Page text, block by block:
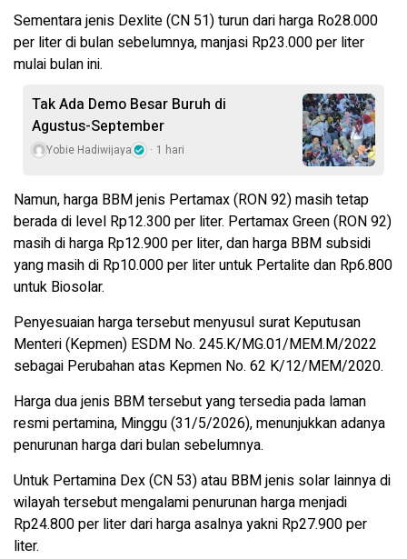
Sementara jenis Dexlite (CN 51) turun dari harga Ro28.000
per liter di bulan sebelumnya, manjasi Rp23.000 per liter
mulai bulan ini.
Tak Ada Demo Besar Buruh di
Agustus-September
Yobie Hadiwijaya 1 hari
Namun, harga BBM jenis Pertamax (RON 92) masih tetap
berada di level Rp12.300 per liter. Pertamax Green (RON 92)
masih di harga Rp12.900 per liter, dan harga BBM subsidi
yang masih di Rp10.000 per liter untuk Pertalite dan Rp6.800
untuk Biosolar.
Penyesuaian harga tersebut menyusul surat Keputusan
Menteri (Kepmen) ESDM No. 245.K/MG.01/MEM.M/2022
sebagai Perubahan atas Kepmen No. 62 K/12/MEM/2020.
Harga dua jenis BBM tersebut yang tersedia pada laman
resmi pertamina, Minggu (31/5/2026), menunjukkan adanya
penurunan harga dari bulan sebelumnya.
Untuk Pertamina Dex (CN 53) atau BBM jenis solar lainnya di
wilayah tersebut mengalami penurunan harga menjadi
Rp24.800 per liter dari harga asalnya yakni Rp27.900 per
liter.